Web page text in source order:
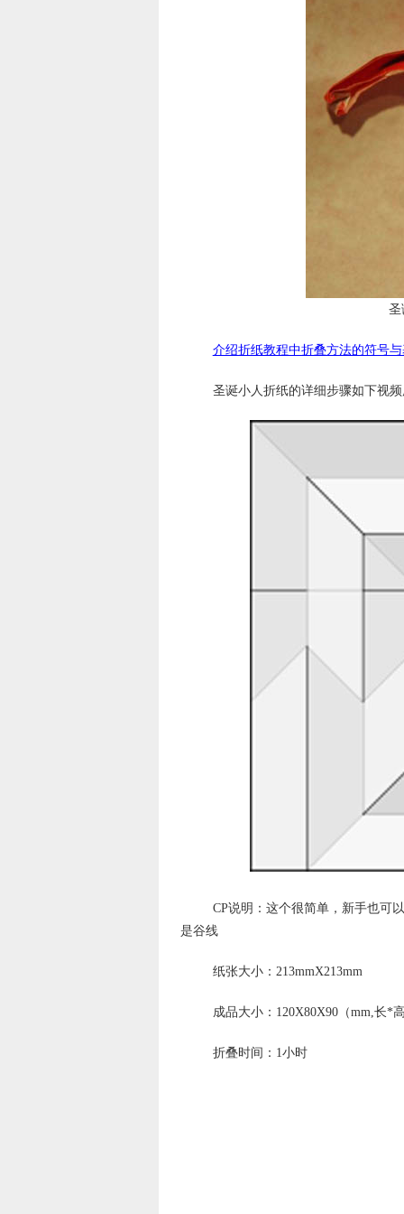
圣
介绍折纸教程中折叠方法的符号
圣诞小人折纸的详细步骤如下视频
CP说明：这个很简单，新手也可
是谷线
纸张大小：213mmX213mm
成品大小：120X80X90（mm,长*
折叠时间：1小时